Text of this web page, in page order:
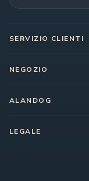
SERVIZIO CLIENTI
NEGOZIO
ALANDOG
LEGALE